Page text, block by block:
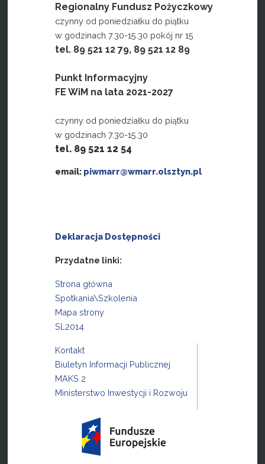
Regionalny Fundusz Pożyczkowy
czynny od poniedziałku do piątku
w godzinach 7.30-15.30 pokój nr 15
tel. 89 521 12 79, 89 521 12 89
Punkt Informacyjny
FE WiM na lata 2021-2027
czynny od poniedziałku do piątku
w godzinach 7.30-15.30
tel. 89 521 12 54
email: piwmarr@wmarr.olsztyn.pl
Deklaracja Dostępności
Przydatne linki:
Strona główna
Spotkania\Szkolenia
Mapa strony
SL2014
Kontakt
Biuletyn Informacji Publicznej
MAKS 2
Ministerstwo Inwestycji i Rozwoju